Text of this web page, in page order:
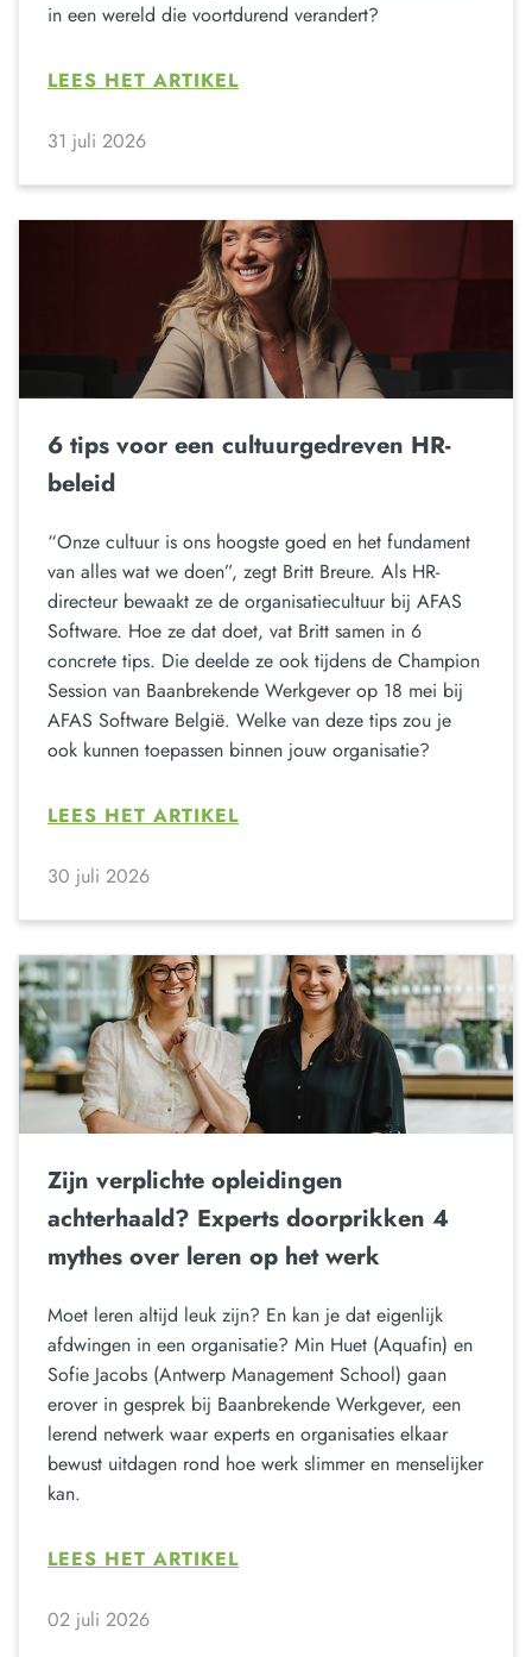
in een wereld die voortdurend verandert?
LEES HET ARTIKEL
31 juli 2026
6 tips voor een cultuurgedreven HR-
beleid
“Onze cultuur is ons hoogste goed en het fundament
van alles wat we doen”, zegt Britt Breure. Als HR-
directeur bewaakt ze de organisatiecultuur bij AFAS
Software. Hoe ze dat doet, vat Britt samen in 6
concrete tips. Die deelde ze ook tijdens de Champion
Session van Baanbrekende Werkgever op 18 mei bij
AFAS Software België. Welke van deze tips zou je
ook kunnen toepassen binnen jouw organisatie?
LEES HET ARTIKEL
30 juli 2026
Zijn verplichte opleidingen
achterhaald? Experts doorprikken 4
mythes over leren op het werk
Moet leren altijd leuk zijn? En kan je dat eigenlijk
afdwingen in een organisatie? Min Huet (Aquafin) en
Sofie Jacobs (Antwerp Management School) gaan
erover in gesprek bij Baanbrekende Werkgever, een
lerend netwerk waar experts en organisaties elkaar
bewust uitdagen rond hoe werk slimmer en menselijker
kan.
LEES HET ARTIKEL
02 juli 2026